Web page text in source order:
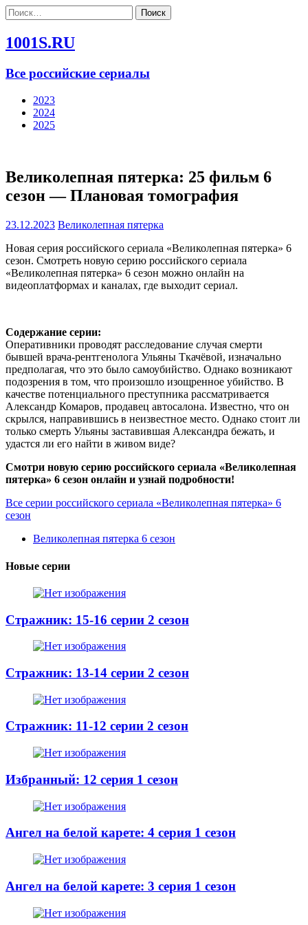
Найти:
1001S.RU
Все российские сериалы
2023
2024
2025
Великолепная пятерка: 25 фильм 6
сезон — Плановая томография
23.12.2023 Великолепная пятерка
Новая серия российского сериала «Великолепная пятерка» 6
сезон. Смотреть новую серию российского сериала
«Великолепная пятерка» 6 сезон можно онлайн на
видеоплатформах и каналах, где выходит сериал.
Содержание серии:
Оперативники проводят расследование случая смерти
бывшей врача-рентгенолога Ульяны Ткачёвой, изначально
предполагая, что это было самоубийство. Однако возникают
подозрения в том, что произошло изощренное убийство. В
качестве потенциального преступника рассматривается
Александр Комаров, продавец автосалона. Известно, что он
скрылся, направившись в неизвестное место. Однако стоит ли
только смерть Ульяны заставившая Александра бежать, и
удастся ли его найти в живом виде?
Смотри новую серию российского сериала «Великолепная
пятерка» 6 сезон онлайн и узнай подробности!
Все серии российского сериала «Великолепная пятерка» 6
сезон
Великолепная пятерка 6 сезон
Новые серии
Стражник: 15-16 серии 2 сезон
Стражник: 13-14 серии 2 сезон
Стражник: 11-12 серии 2 сезон
Избранный: 12 серия 1 сезон
Ангел на белой карете: 4 серия 1 сезон
Ангел на белой карете: 3 серия 1 сезон